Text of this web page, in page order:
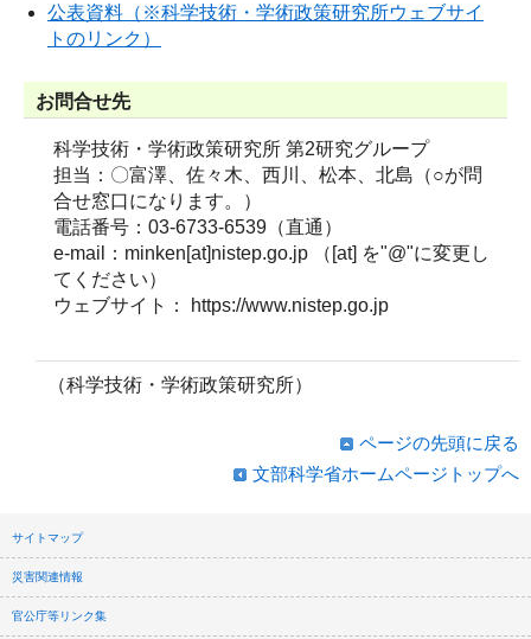
公表資料（※科学技術・学術政策研究所ウェブサイ
トのリンク）
お問合せ先
科学技術・学術政策研究所 第2研究グループ
担当：〇富澤、佐々木、西川、松本、北島（○が問
合せ窓口になります。）
電話番号：03-6733-6539（直通）
e-mail：minken[at]nistep.go.jp （[at] を"@"に変更し
てください）
ウェブサイト： https://www.nistep.go.jp
（科学技術・学術政策研究所）
ページの先頭に戻る
文部科学省ホームページトップへ
サイトマップ
災害関連情報
官公庁等リンク集